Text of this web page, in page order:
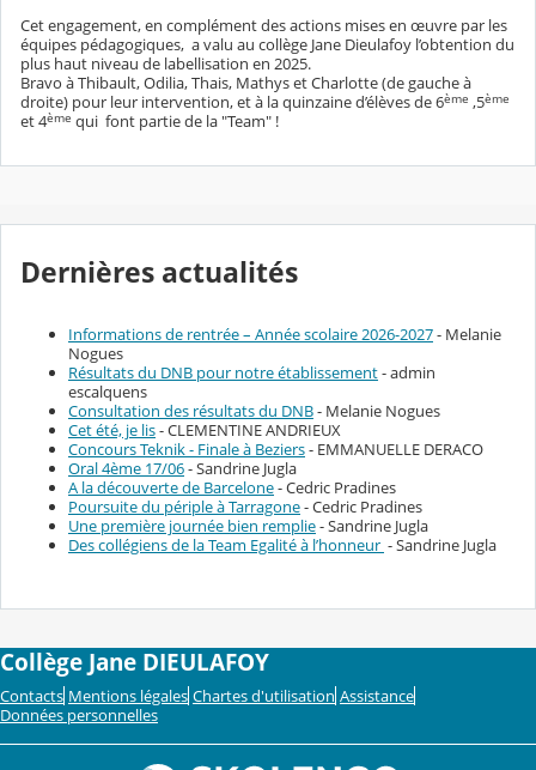
Cet engagement, en complément des actions mises en œuvre par les
équipes pédagogiques, a valu au collège Jane Dieulafoy l’obtention du
plus haut niveau de labellisation en 2025.
Bravo à Thibault, Odilia, Thais, Mathys et Charlotte (de gauche à
droite) pour leur intervention, et à la quinzaine d’élèves de 6ème ,5ème
et 4ème qui font partie de la "Team" !
Dernières actualités
Informations de rentrée – Année scolaire 2026-2027- Melanie
Nogues
Résultats du DNB pour notre établissement- admin
escalquens
Consultation des résultats du DNB- Melanie Nogues
Cet été, je lis- CLEMENTINE ANDRIEUX
Concours Teknik - Finale à Beziers- EMMANUELLE DERACO
Oral 4ème 17/06- Sandrine Jugla
A la découverte de Barcelone- Cedric Pradines
Poursuite du périple à Tarragone- Cedric Pradines
Une première journée bien remplie- Sandrine Jugla
Des collégiens de la Team Egalité à l’honneur - Sandrine Jugla
Collège Jane DIEULAFOY
Contacts Mentions légales Chartes d'utilisation Assistance
Données personnelles